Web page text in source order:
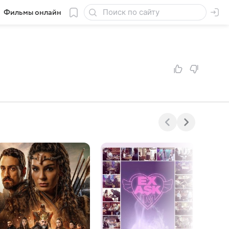
Фильмы онлайн